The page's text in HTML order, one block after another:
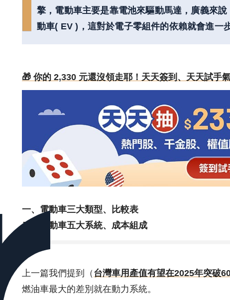
擎，電動車主要是靠電池來驅動馬達，廣義來
動車( EV )，這對於電子零組件的依賴就會進一
🎁 你的 2,330 元還沒領走耶！天天簽到、天天試手
一、電動車三大類型、比較表
二、電動車五大系統、成本組成
上一篇我們提到（ 台灣車用產值有望在2025年突破
燃油車最大的差別就在動力系統。